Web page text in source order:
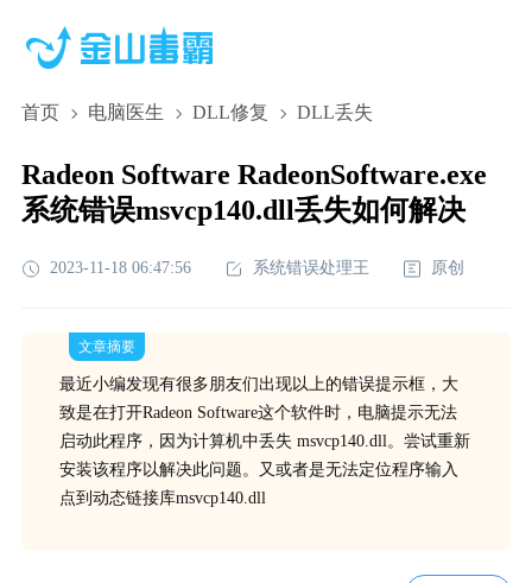
首页 电脑医生 DLL修复 DLL丢失
Radeon Software RadeonSoftware.exe
系统错误msvcp140.dll丢失如何解决
2023-11-18 06:47:56 系统错误处理王 原创
文章摘要
最近小编发现有很多朋友们出现以上的错误提示框，大
致是在打开Radeon Software这个软件时，电脑提示无法
启动此程序，因为计算机中丢失 msvcp140.dll。尝试重新
安装该程序以解决此问题。又或者是无法定位程序输入
点到动态链接库msvcp140.dll